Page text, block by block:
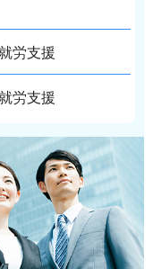
労支援
労支援